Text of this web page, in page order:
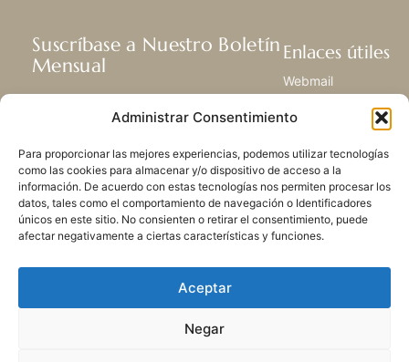
Administrar Consentimiento
Para proporcionar las mejores experiencias, podemos utilizar tecnologías
como las cookies para almacenar y/o dispositivo de acceso a la
información. De acuerdo con estas tecnologías nos permiten procesar los
datos, tales como el comportamiento de navegación o Identificadores
únicos en este sitio. No consienten o retirar el consentimiento, puede
afectar negativamente a ciertas características y funciones.
Aceptar
Negar
Suscríbase a Nuestro Boletín
Mensual
nuestra vida, la misión y ministerios de
SUSCRIBIRSE
Enlaces útiles
Webmail
Centro de Recursos
Mapa del sitio
POLÍTICA DE PRIVACIDADLAS COOKIES